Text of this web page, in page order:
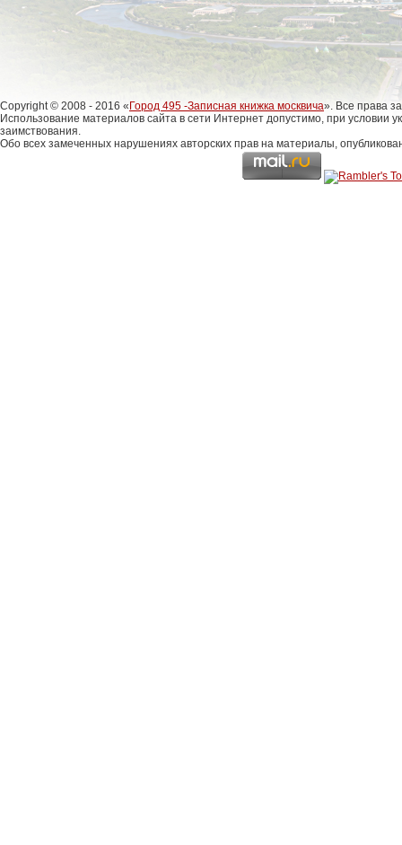
Copyright © 2008 - 2016 « Город 495 -Записная книжка москвича». Все права
Использование материалов сайта в сети Интернет допустимо, при условии
заимствования.
Обо всех замеченных нарушениях авторских прав на материалы,